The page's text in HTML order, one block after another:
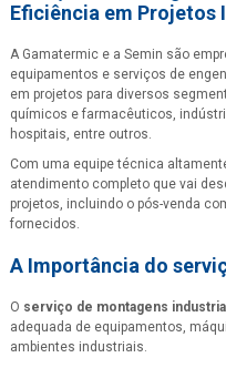
Eficiência em Projetos
A Gamatermic e a Semin são
equipamentos e serviços de
em projetos para diversos
químicos e farmacêuticos,
hospitais, entre outros.
Com uma equipe técnica
atendimento completo que vai
projetos, incluindo o pós-venda
fornecidos.
A Importância do
O serviço de montagens
adequada de equipamentos,
ambientes industriais.